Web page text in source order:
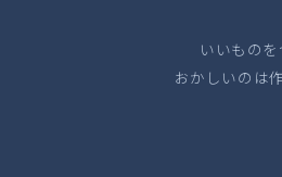
いいもの
おかしいのは